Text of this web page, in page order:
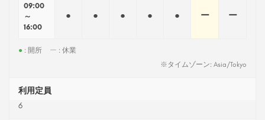
09:00
～
16:00
● ● ● ● ● ー ー
● : 開所 ー : 休業
※タイムゾーン: Asia/Tokyo
利用定員
6